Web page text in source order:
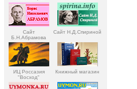
Сайт
Б.Н.Абрамова
Сайт Н.Д.Спириной
ИЦ Россазия
"Восход"
Книжный магазин